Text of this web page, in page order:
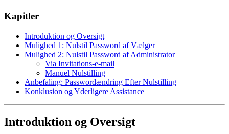
Kapitler
Introduktion og Oversigt
Mulighed 1: Nulstil Password af Vælger
Mulighed 2: Nulstil Password af Administrator
Via Invitations-e-mail
Manuel Nulstilling
Anbefaling: Passwordændring Efter Nulstilling
Konklusion og Yderligere Assistance
Introduktion og Oversigt